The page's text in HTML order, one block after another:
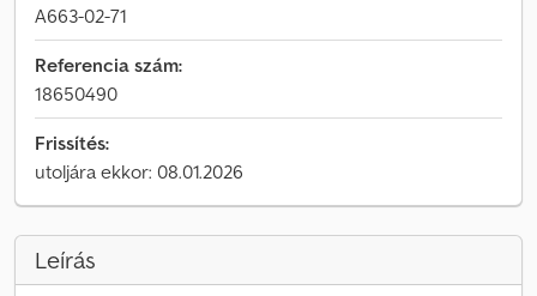
A663-02-71
Referencia szám:
18650490
Frissítés:
utoljára ekkor: 08.01.2026
Leírás